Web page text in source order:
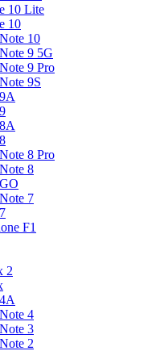
10 Lite
10
10
9 5G
9 Pro
9S
8 Pro
8
7
F1
2
4
3
2